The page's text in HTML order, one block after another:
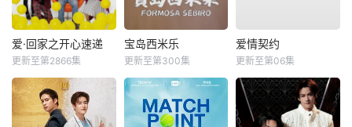
爱·回家之开心速递
更新至第2866集
宝岛西米乐
更新至第300集
爱情契约
更新至第06集